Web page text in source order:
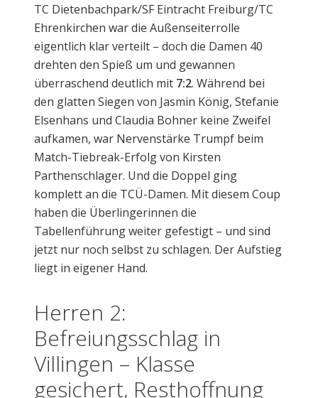
TC Dietenbachpark/SF Eintracht Freiburg/TC
Ehrenkirchen war die Außenseiterrolle
eigentlich klar verteilt – doch die Damen 40
drehten den Spieß um und gewannen
überraschend deutlich mit 7:2. Während bei
den glatten Siegen von Jasmin König, Stefanie
Elsenhans und Claudia Bohner keine Zweifel
aufkamen, war Nervenstärke Trumpf beim
Match-Tiebreak-Erfolg von Kirsten
Parthenschlager. Und die Doppel ging
komplett an die TCÜ-Damen. Mit diesem Coup
haben die Überlingerinnen die
Tabellenführung weiter gefestigt – und sind
jetzt nur noch selbst zu schlagen. Der Aufstieg
liegt in eigener Hand.
Herren 2:
Befreiungsschlag in
Villingen – Klasse
gesichert, Resthoffnung